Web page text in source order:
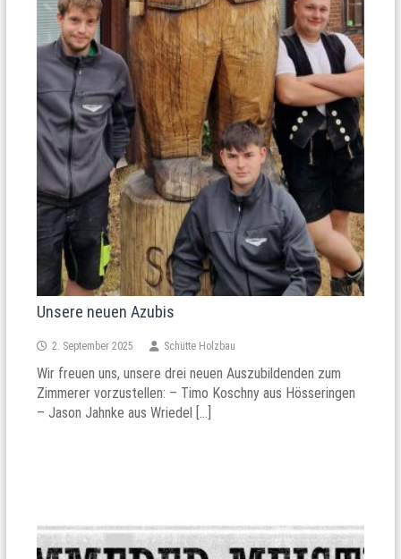
Unsere neuen Azubis
2. September 2025 Schütte Holzbau
Wir freuen uns, unsere drei neuen Auszubildenden zum
Zimmerer vorzustellen: – Timo Koschny aus Hösseringen
– Jason Jahnke aus Wriedel […]